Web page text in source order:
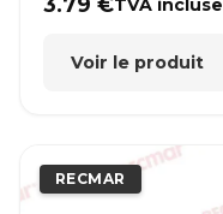
TVA incluse
Voir le produit
RECMAR